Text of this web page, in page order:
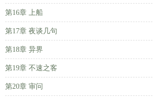
第16章 上船
第17章 夜谈几句
第18章 异界
第19章 不速之客
第20章 审问